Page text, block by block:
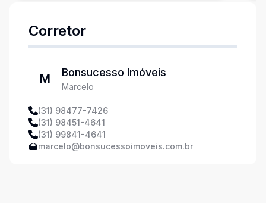
Corretor
M Bonsucesso Imóveis
Marcelo
(31) 98477-7426
(31) 98451-4641
(31) 99841-4641
marcelo@bonsucessoimoveis.com.br